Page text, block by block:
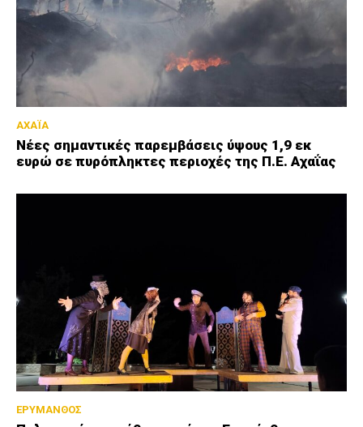
ΑΧΑΪΑ
Νέες σημαντικές παρεμβάσεις ύψους 1,9 εκ
ευρώ σε πυρόπληκτες περιοχές της Π.Ε. Αχαΐας
ΕΡΥΜΑΝΘΟΣ